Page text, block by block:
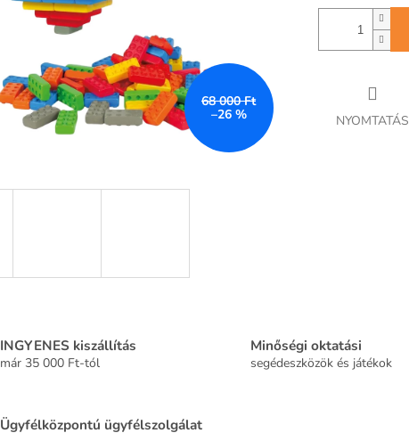
68 000 Ft
–26 % NYOMTATÁS
INGYENES kiszállítás
már 35 000 Ft-tól
Minőségi oktatási
segédeszközök és játékok
Ügyfélközpontú ügyfélszolgálat